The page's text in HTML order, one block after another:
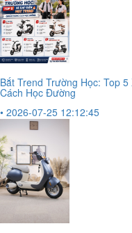
Bắt Trend Trường Học: Top
Cách Học Đường
• 2026-07-25 12:12:45